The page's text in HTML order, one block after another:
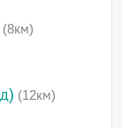
(8км)
(12км)